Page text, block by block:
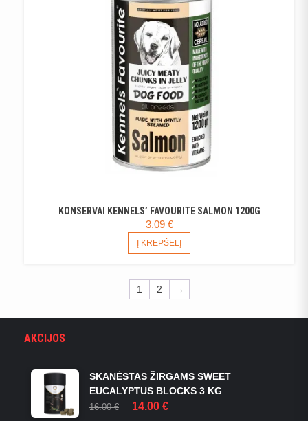
KONSERVAI KENNELS’ FAVOURITE SALMON 1200G
3.09 €
Į KREPŠELĮ
1 2 →
AKCIJOS
SKANĖSTAS ŽIRGAMS SWEET
EUCALYPTUS BLOCKS 3 KG
16.00€
ORIGINAL
14.00 €